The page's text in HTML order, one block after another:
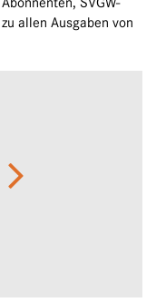
allen Ausgaben von